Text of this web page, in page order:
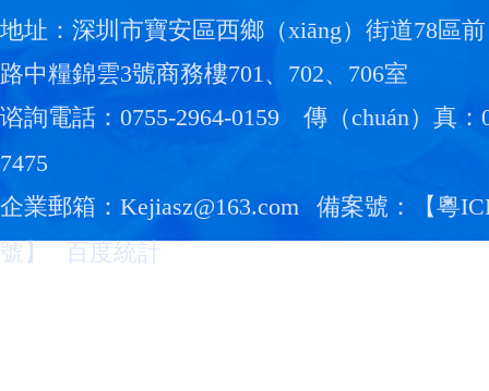
地址：深圳市寶安區西鄉（xiāng）街道78區
路中糧錦雲3號商務樓701、702、706室
谘詢電話：0755-2964-0159
傳（chuán）真：
7475
企業郵箱：Kejiasz@163.com
備案號：【粵
號 】 百度統計